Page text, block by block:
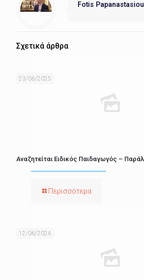
Fotis Papanastasiou
Σχετικά άρθρα
23/06/2025
Αναζητείται Ειδικός Παιδαγωγός –
Περισσότερα
12/06/2024